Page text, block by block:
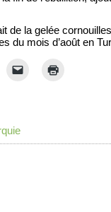
de la gelée
du mois d’août en